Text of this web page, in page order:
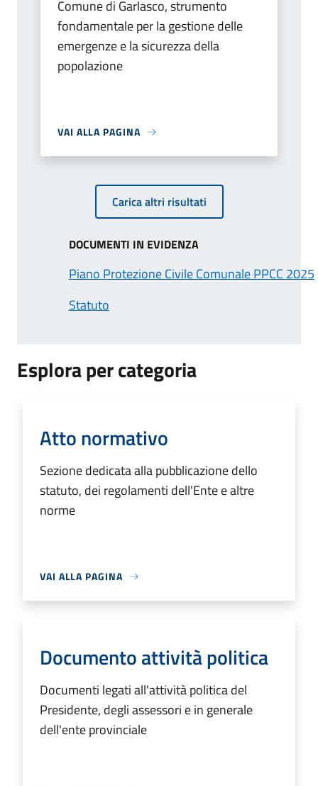
Comune di Garlasco, strumento
fondamentale per la gestione delle
emergenze e la sicurezza della
popolazione
VAI ALLA PAGINA
Carica altri risultati
DOCUMENTI IN EVIDENZA
Piano Protezione Civile Comunale PPCC 2025
Statuto
Esplora per categoria
Atto normativo
Sezione dedicata alla pubblicazione dello
statuto, dei regolamenti dell'Ente e altre
norme
VAI ALLA PAGINA
Documento attività politica
Documenti legati all'attività politica del
Presidente, degli assessori e in generale
dell'ente provinciale